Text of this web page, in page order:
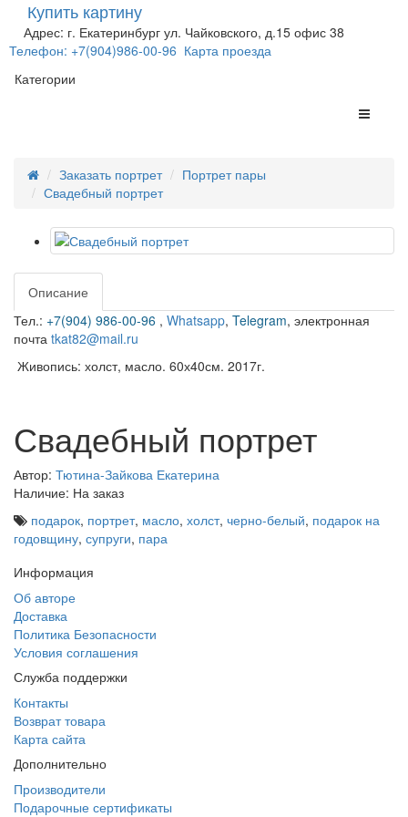
Купить картину
Адрес: г. Екатеринбург ул. Чайковского, д.15 офис 38
Телефон: +7(904)986-00-96 Карта проезда
Категории
Заказать портрет
Портрет пары
Свадебный портрет
Описание
Тел.: +7(904) 986-00-96 , Whatsapp, Telegram, электронная
почта tkat82@mail.ru
Живопись: холст, масло. 60х40см. 2017г.
Свадебный портрет
Автор: Тютина-Зайкова Екатерина
Наличие: На заказ
подарок, портрет, масло, холст, черно-белый, подарок на
годовщину, супруги, пара
Информация
Об авторе
Доставка
Политика Безопасности
Условия соглашения
Служба поддержки
Контакты
Возврат товара
Карта сайта
Дополнительно
Производители
Подарочные сертификаты